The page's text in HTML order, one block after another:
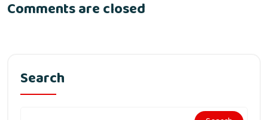
Comments are closed
Search